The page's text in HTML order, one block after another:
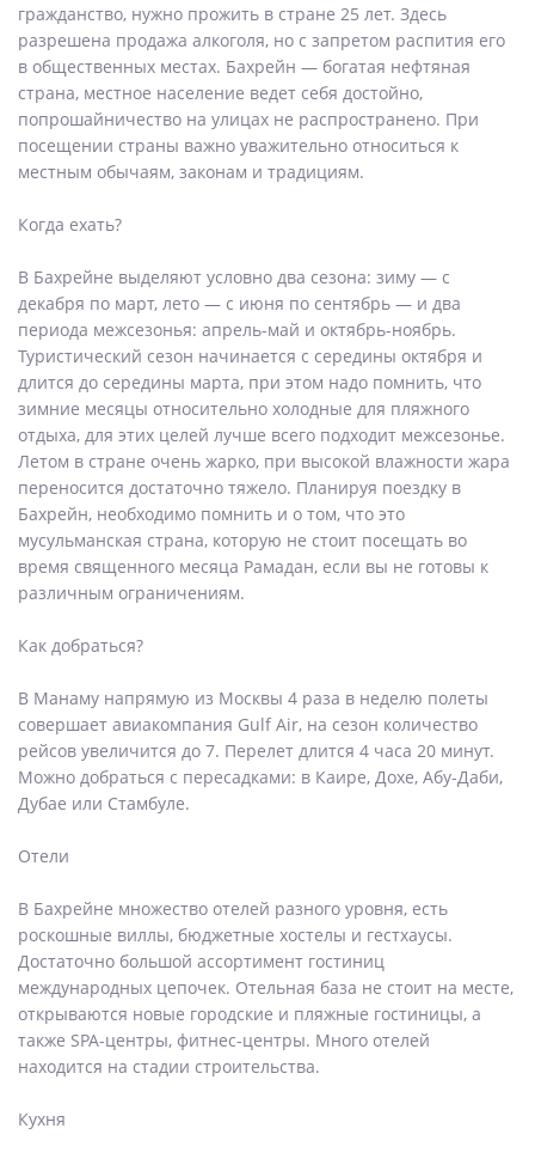
гражданство, нужно прожить в стране 25 лет. Здесь
разрешена продажа алкоголя, но с запретом распития его
в общественных местах. Бахрейн — богатая нефтяная
страна, местное население ведет себя достойно,
попрошайничество на улицах не распространено. При
посещении страны важно уважительно относиться к
местным обычаям, законам и традициям.
Когда ехать?
В Бахрейне выделяют условно два сезона: зиму — с
декабря по март, лето — с июня по сентябрь — и два
периода межсезонья: апрель-май и октябрь-ноябрь.
Туристический сезон начинается с середины октября и
длится до середины марта, при этом надо помнить, что
зимние месяцы относительно холодные для пляжного
отдыха, для этих целей лучше всего подходит межсезонье.
Летом в стране очень жарко, при высокой влажности жара
переносится достаточно тяжело. Планируя поездку в
Бахрейн, необходимо помнить и о том, что это
мусульманская страна, которую не стоит посещать во
время священного месяца Рамадан, если вы не готовы к
различным ограничениям.
Как добраться?
В Манаму напрямую из Москвы 4 раза в неделю полеты
совершает авиакомпания Gulf Air, на сезон количество
рейсов увеличится до 7. Перелет длится 4 часа 20 минут.
Можно добраться с пересадками: в Каире, Дохе, Абу-Даби,
Дубае или Стамбуле.
Отели
В Бахрейне множество отелей разного уровня, есть
роскошные виллы, бюджетные хостелы и гестхаусы.
Достаточно большой ассортимент гостиниц
международных цепочек. Отельная база не стоит на месте,
открываются новые городские и пляжные гостиницы, а
также SPA-центры, фитнес-центры. Много отелей
находится на стадии строительства.
Кухня